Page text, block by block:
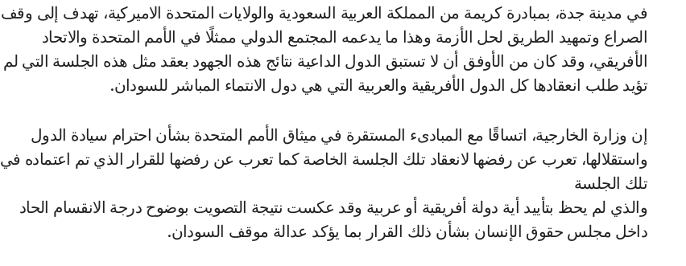
في مدينة جدة، بمبادرة كريمة من المملكة العربية السعودية والولايات المتحدة الاميركية، تهدف إلى وقف
الصراع وتمهيد الطريق لحل الأزمة وهذا ما يدعمه المجتمع الدولي ممثلًا في الأمم المتحدة والاتحاد
الأفريقي، وقد كان من الأوفق أن لا تستبق الدول الداعية نتائج هذه الجهود بعقد مثل هذه الجلسة التي لم
تؤيد طلب انعقادها كل الدول الأفريقية والعربية التي هي دول الانتماء المباشر للسودان.
إن وزارة الخارجية، اتساقًا مع المبادىء المستقرة في ميثاق الأمم المتحدة بشأن احترام سيادة الدول
واستقلالها، تعرب عن رفضها لانعقاد تلك الجلسة الخاصة كما تعرب عن رفضها للقرار الذي تم اعتماده في
تلك الجلسة
والذي لم يحظ بتأييد أية دولة أفريقية أو عربية وقد عكست نتيجة التصويت بوضوح درجة الانقسام الحاد
داخل مجلس حقوق الإنسان بشأن ذلك القرار بما يؤكد عدالة موقف السودان.